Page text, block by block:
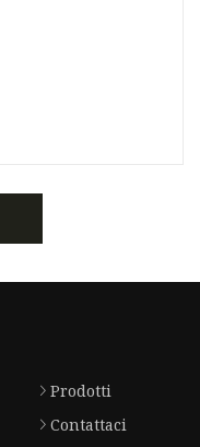
Prodotti
Contattaci